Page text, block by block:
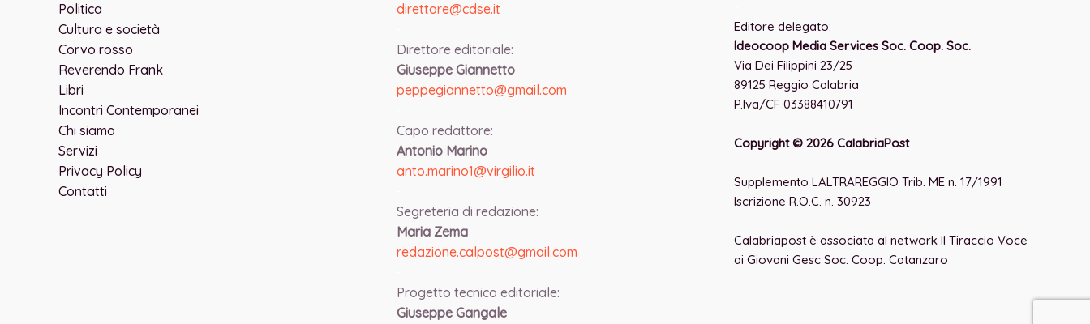
Politica
Cultura e società
Corvo rosso
Reverendo Frank
Libri
Incontri Contemporanei
Chi siamo
Servizi
Privacy Policy
Contatti
direttore@cdse.it
Direttore editoriale:
Giuseppe Giannetto
peppegiannetto@gmail.com
Capo redattore:
Antonio Marino
anto.marino1@virgilio.it
Segreteria di redazione:
Maria Zema
redazione.calpost@gmail.com
Progetto tecnico editoriale:
Giuseppe Gangale
Editore delegato:
Ideocoop Media Services Soc. Coop. Soc.
Via Dei Filippini 23/25
89125 Reggio Calabria
P.Iva/CF 03388410791
Copyright © 2026 CalabriaPost
Supplemento LALTRAREGGIO Trib. ME n. 17/1991
Iscrizione R.O.C. n. 30923
Calabriapost è associata al network Il Tiraccio Voce
ai Giovani Gesc Soc. Coop. Catanzaro